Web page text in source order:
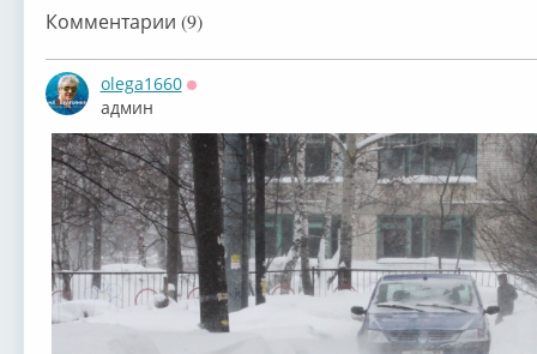
Комментарии (9)
olega1660
админ